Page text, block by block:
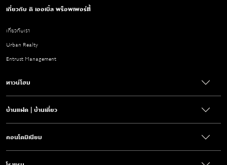
เกี่ยวกับ ดิ เออเบิ้ล พร็อพเพอร์ตี้
เกี่ยวกับเรา
Urban Realty
Entrust Management
ทาวน์โฮม
บ้านแฝด | บ้านเดี่ยว
คอนโดมิเนียม